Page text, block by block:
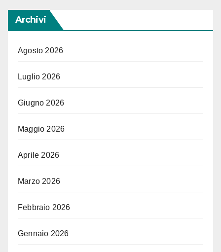
Archivi
Agosto 2026
Luglio 2026
Giugno 2026
Maggio 2026
Aprile 2026
Marzo 2026
Febbraio 2026
Gennaio 2026